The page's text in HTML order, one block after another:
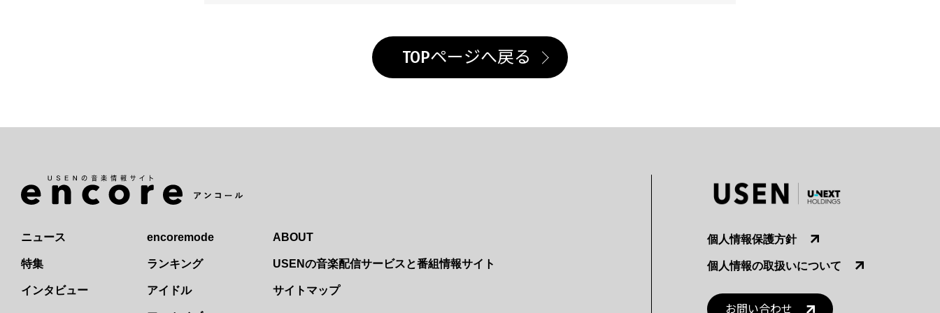
TOPページへ戻る
ニュース
特集
インタビュー
encoremode
ランキング
アイドル
ABOUT
USENの音楽配信サービスと番組情報サイト
サイトマップ
個人情報保護方針
個人情報の取扱いについて
お問い合わせ